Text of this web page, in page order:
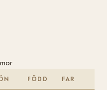
FÖDD FAR